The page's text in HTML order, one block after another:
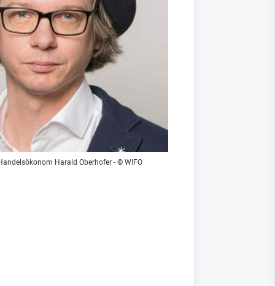
Harald Oberhofer - © WIFO